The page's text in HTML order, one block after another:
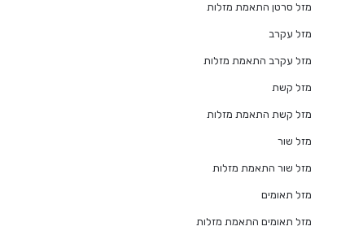
מזל סרטן התאמת מזלות
מזל עקרב
מזל עקרב התאמת מזלות
מזל קשת
מזל קשת התאמת מזלות
מזל שור
מזל שור התאמת מזלות
מזל תאומים
מזל תאומים התאמת מזלות